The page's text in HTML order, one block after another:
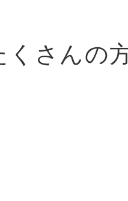
くさんの